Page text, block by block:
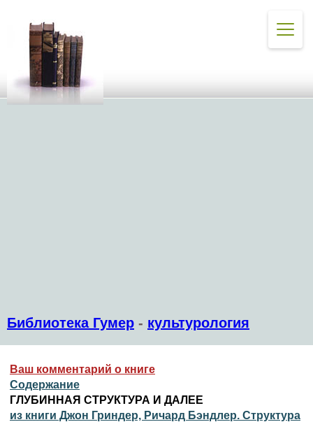
Библиотека Гумер - культурология
Ваш комментарий о книге
Содержание
ГЛУБИННАЯ СТРУКТУРА И ДАЛЕЕ
из книги Джон Гриндер, Ричард Бэндлер. Структура